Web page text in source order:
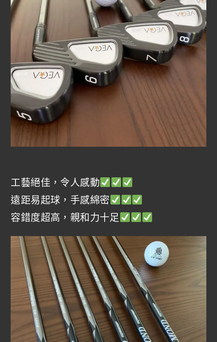
工藝絕佳，令人感動
遠距易起球，手感綿密
容錯度超高，親和力十足